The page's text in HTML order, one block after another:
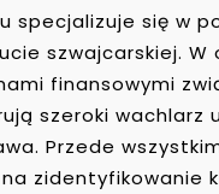
specjalizuje się w
szwajcarskiej.
finansowymi
szeroki wachlarz
Przede
zidentyfikowanie